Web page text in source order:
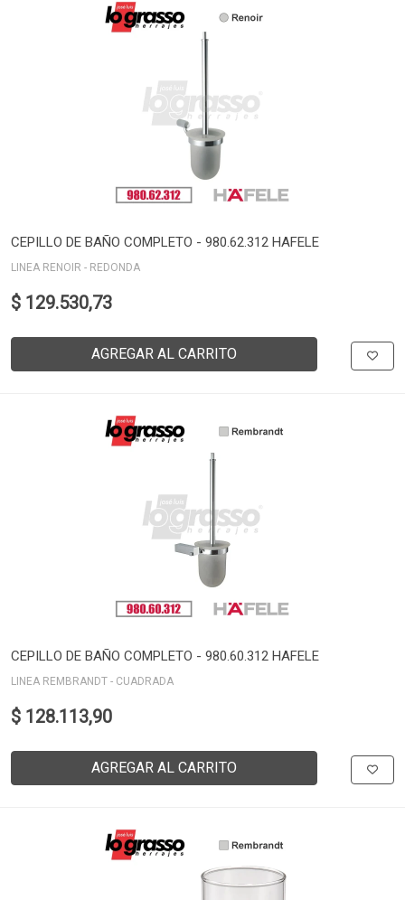
CEPILLO DE BAÑO COMPLETO - 980.62.312 HAFELE
LINEA RENOIR - REDONDA
$ 129.530,73
AGREGAR AL CARRITO
CEPILLO DE BAÑO COMPLETO - 980.60.312 HAFELE
LINEA REMBRANDT - CUADRADA
$ 128.113,90
AGREGAR AL CARRITO